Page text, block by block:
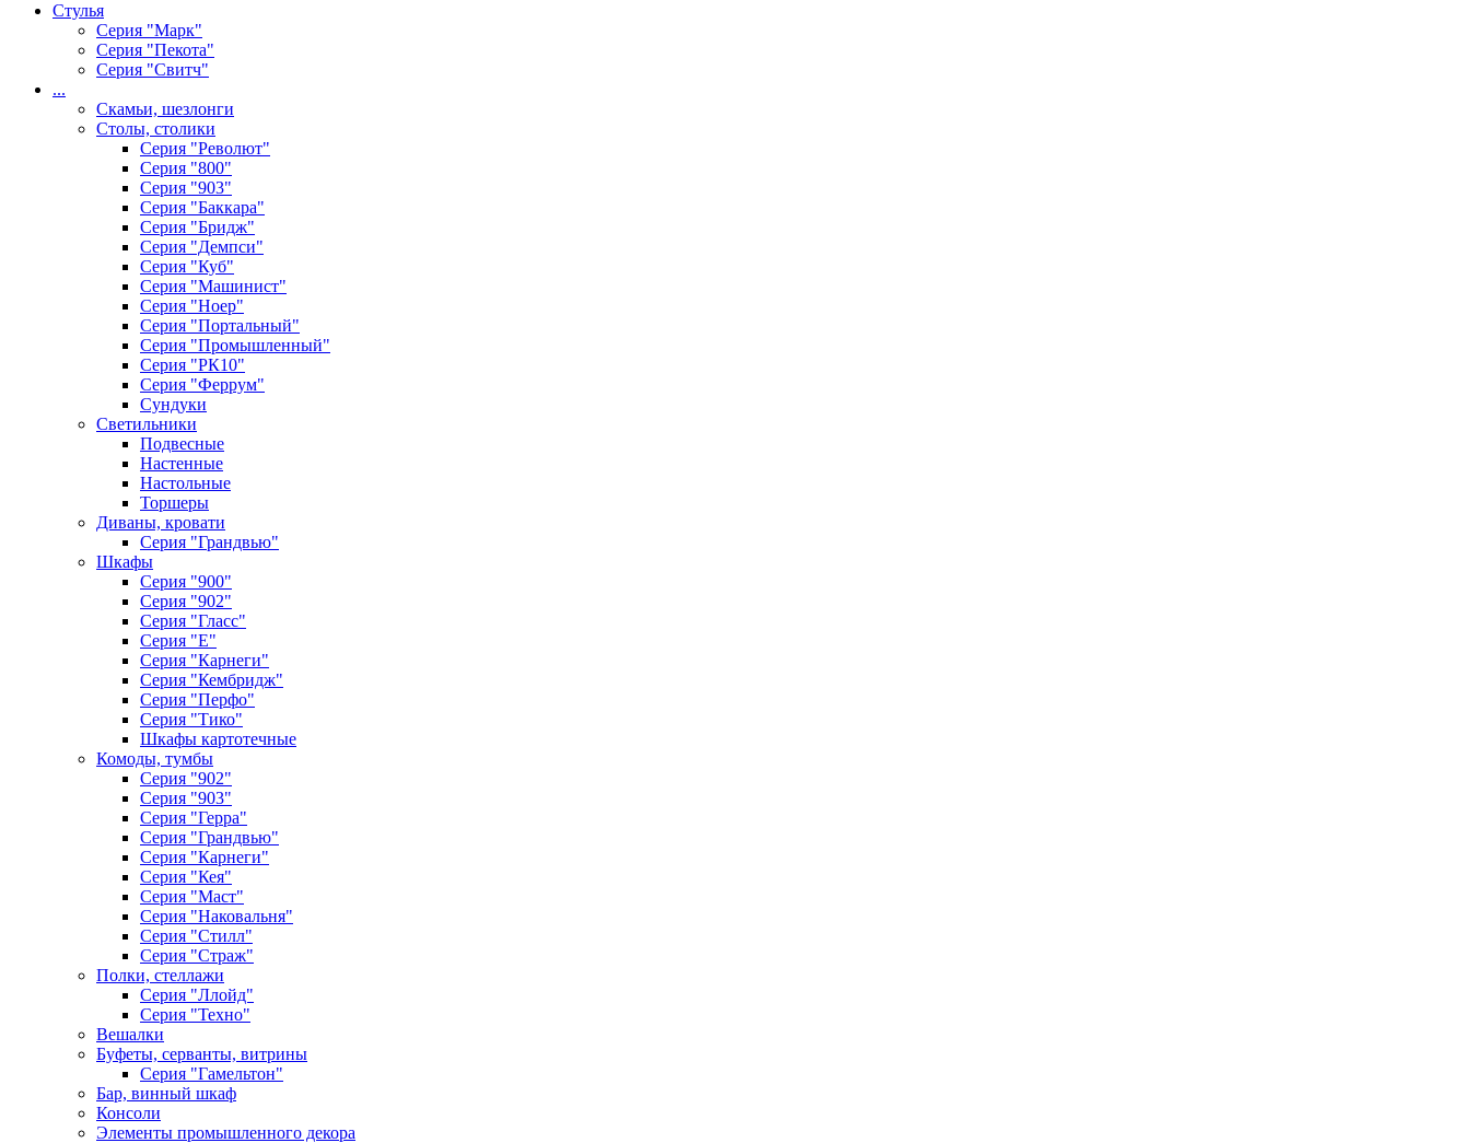
Стулья
Серия "Марк"
Серия "Пекота"
Серия "Свитч"
...
Скамьи, шезлонги
Столы, столики
Серия "Револют"
Серия "800"
Серия "903"
Серия "Баккара"
Серия "Бридж"
Серия "Демпси"
Серия "Куб"
Серия "Машинист"
Серия "Ноер"
Серия "Портальный"
Серия "Промышленный"
Серия "РК10"
Серия "Феррум"
Сундуки
Светильники
Подвесные
Настенные
Настольные
Торшеры
Диваны, кровати
Серия "Грандвью"
Шкафы
Серия "900"
Серия "902"
Серия "Гласс"
Серия "Е"
Серия "Карнеги"
Серия "Кембридж"
Серия "Перфо"
Серия "Тико"
Шкафы картотечные
Комоды, тумбы
Серия "902"
Серия "903"
Серия "Герра"
Серия "Грандвью"
Серия "Карнеги"
Серия "Кея"
Серия "Маст"
Серия "Наковальня"
Серия "Стилл"
Серия "Страж"
Полки, стеллажи
Серия "Ллойд"
Серия "Техно"
Вешалки
Буфеты, серванты, витрины
Серия "Гамельтон"
Бар, винный шкаф
Консоли
Элементы промышленного декора